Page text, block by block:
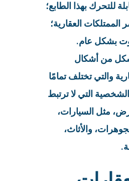
للتحرك بهذا الطابع؛
العقارية؛
بشكل عام.
من أشكال
والتي تختلف تمامًا
التي لا ترتبط
مثل السيارات،
والأثاث،